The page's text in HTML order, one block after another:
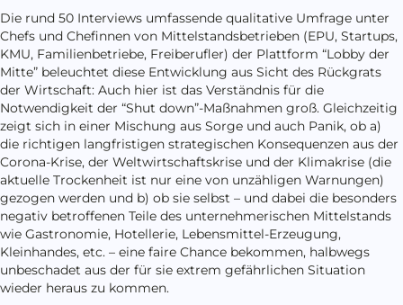
Die rund 50 Interviews umfassende qualitative Umfrage unter
Chefs und Chefinnen von Mittelstandsbetrieben (EPU, Startups,
KMU, Familienbetriebe, Freiberufler) der Plattform “Lobby der
Mitte” beleuchtet diese Entwicklung aus Sicht des Rückgrats
der Wirtschaft: Auch hier ist das Verständnis für die
Notwendigkeit der “Shut down”-Maßnahmen groß. Gleichzeitig
zeigt sich in einer Mischung aus Sorge und auch Panik, ob a)
die richtigen langfristigen strategischen Konsequenzen aus der
Corona-Krise, der Weltwirtschaftskrise und der Klimakrise (die
aktuelle Trockenheit ist nur eine von unzähligen Warnungen)
gezogen werden und b) ob sie selbst – und dabei die besonders
negativ betroffenen Teile des unternehmerischen Mittelstands
wie Gastronomie, Hotellerie, Lebensmittel-Erzeugung,
Kleinhandes, etc. – eine faire Chance bekommen, halbwegs
unbeschadet aus der für sie extrem gefährlichen Situation
wieder heraus zu kommen.